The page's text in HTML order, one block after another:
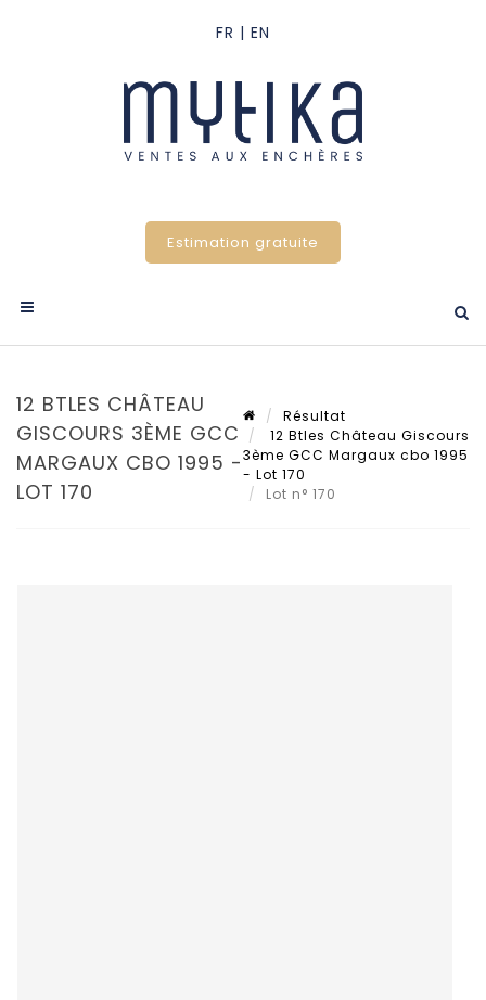
Estimation gratuite
12 BTLES CHÂTEAU
GISCOURS 3ÈME GCC
MARGAUX CBO 1995 -
LOT 170
Résultat
12 Btles Château Giscours
3ème GCC Margaux cbo 1995
- Lot 170
Lot n° 170